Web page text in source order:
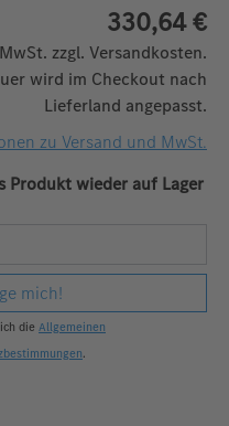
330,64 €
zzgl. Versandkosten.
wird im Checkout nach
Lieferland angepasst.
zu Versand und MwSt.
Produkt wieder auf Lager
mich!
die Allgemeinen
.